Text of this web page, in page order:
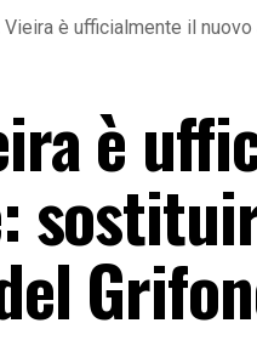
Vieira è ufficialmente il
è